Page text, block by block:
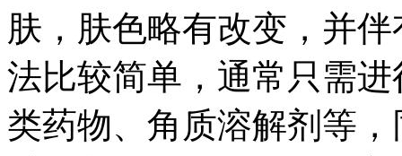
肤，肤色略有改变，并
法比较简单，通常只需
类药物、角质溶解剂等